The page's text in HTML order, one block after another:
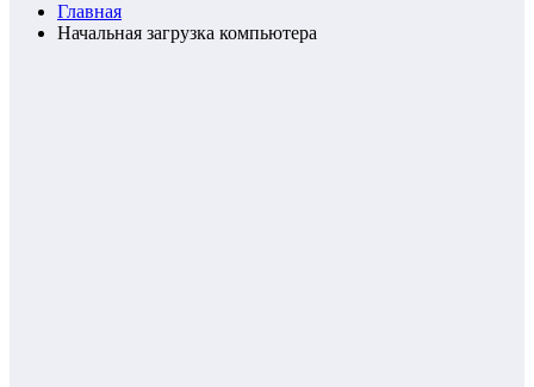
Главная
Начальная загрузка компьютера